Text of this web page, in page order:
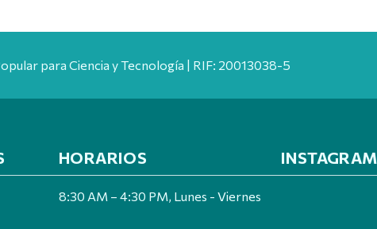
para Ciencia y Tecnología | RIF: 20013038-5
HORARIOS
8:30 AM – 4:30 PM, Lunes - Viernes
INSTAGRAM